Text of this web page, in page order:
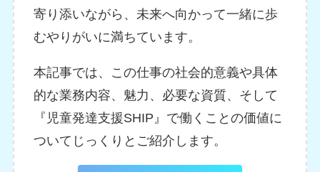
寄り添いながら、未来へ向かって一緒に歩
むやりがいに満ちています。
本記事では、この仕事の社会的意義や具体
的な業務内容、魅力、必要な資質、そして
『児童発達支援SHIP』で働くことの価値に
ついてじっくりとご紹介します。